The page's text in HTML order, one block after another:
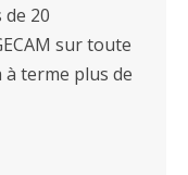
20
sur toute
à terme plus de